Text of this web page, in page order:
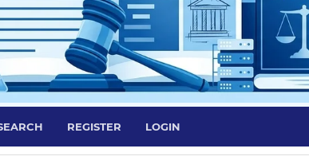
REGISTER LOGIN